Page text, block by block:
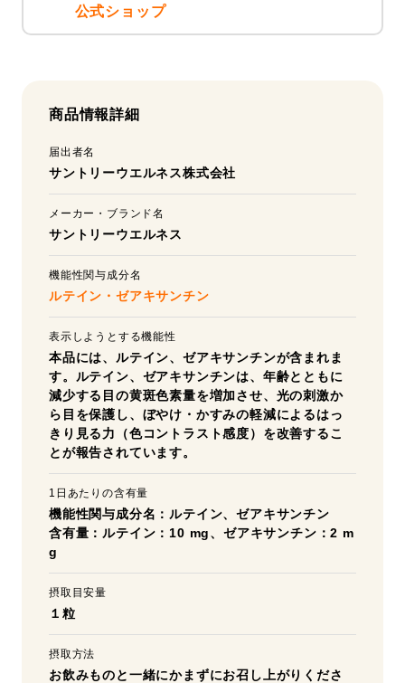
公式ショップ
商品情報詳細
届出者名
サントリーウエルネス株式会社
メーカー・ブランド名
サントリーウエルネス
機能性関与成分名
ルテイン・ゼアキサンチン
表示しようとする機能性
本品には、ルテイン、ゼアキサンチンが含まれま
す。ルテイン、ゼアキサンチンは、年齢とともに
減少する目の黄斑色素量を増加させ、光の刺激か
ら目を保護し、ぼやけ・かすみの軽減によるはっ
きり見る力（色コントラスト感度）を改善するこ
とが報告されています。
1日あたりの含有量
機能性関与成分名：ルテイン、ゼアキサンチン
含有量：ルテイン：10 mg、ゼアキサンチン：2 m
g
摂取目安量
１粒
摂取方法
お飲みものと一緒にかまずにお召し上がりくださ